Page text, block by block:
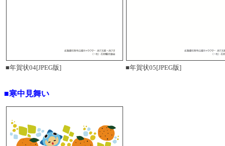
■年賀状04[JPEG版] ■年賀状05[JPEG版]
■寒中見舞い